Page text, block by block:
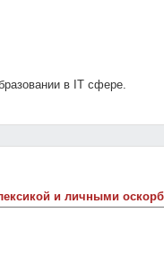
в IT сфере.
и личными